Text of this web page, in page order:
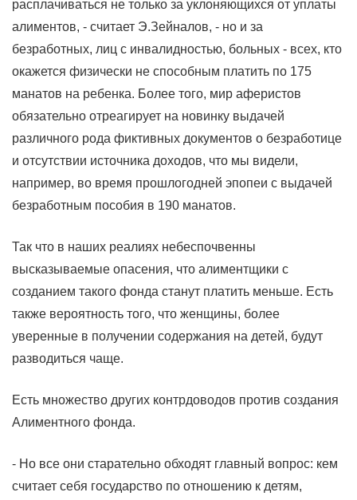
расплачиваться не только за уклоняющихся от уплаты
алиментов, - считает Э.Зейналов, - но и за
безработных, лиц с инвалидностью, больных - всех, кто
окажется физически не способным платить по 175
манатов на ребенка. Более того, мир аферистов
обязательно отреагирует на новинку выдачей
различного рода фиктивных документов о безработице
и отсутствии источника доходов, что мы видели,
например, во время прошлогодней эпопеи с выдачей
безработным пособия в 190 манатов.
Так что в наших реалиях небеспочвенны
высказываемые опасения, что алиментщики с
созданием такого фонда станут платить меньше. Есть
также вероятность того, что женщины, более
уверенные в получении содержания на детей, будут
разводиться чаще.
Есть множество других контрдоводов против создания
Алиментного фонда.
- Но все они старательно обходят главный вопрос: кем
считает себя государство по отношению к детям,